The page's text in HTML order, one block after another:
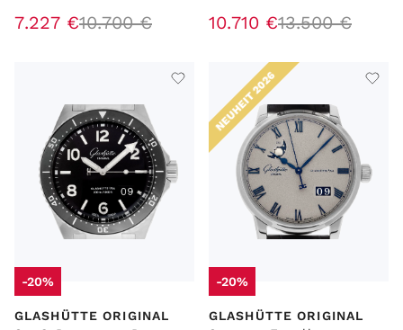
7.227 €10.700 € 10.710 €13.500 €
-20%
GLASHÜTTE ORIGINAL
NEUHEIT 2026
-20%
GLASHÜTTE ORIGINAL